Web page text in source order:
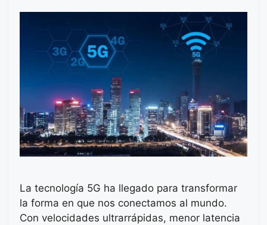
La tecnología 5G ha llegado para transformar
la forma en que nos conectamos al mundo.
Con velocidades ultrarrápidas, menor latencia